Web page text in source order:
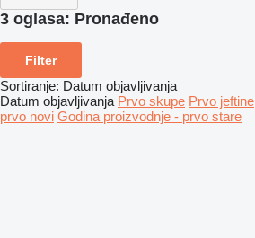
3 oglasa: Pronađeno
Filter
Sortiranje: Datum objavljivanja
Datum objavljivanja Prvo skupe Prvo jeftine
prvo novi Godina proizvodnje - prvo stare